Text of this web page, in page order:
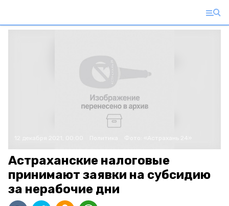
Астраханские налоговые
принимают заявки на субсидию
за нерабочие дни